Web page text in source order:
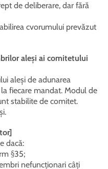
de deliberare, dar fără
cvorumului prevăzut
aleși ai comitetului
aleși de adunarea
fiecare mandat. Modul de
stabilite de comitet.
dacă:
§35;
nefuncționari câți